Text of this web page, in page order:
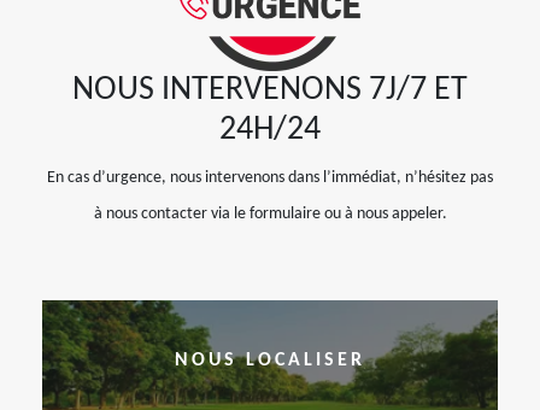
NOUS INTERVENONS 7J/7 ET
24H/24
En cas d’urgence, nous intervenons dans l’immédiat, n’hésitez pas
à nous contacter via le formulaire ou à nous appeler.
NOUS LOCALISER